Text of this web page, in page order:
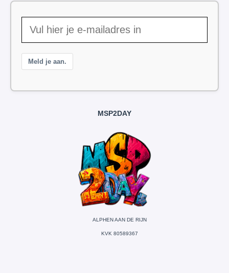
Meld je aan.
MSP2DAY
ALPHEN AAN DE RIJN
KVK 80589367